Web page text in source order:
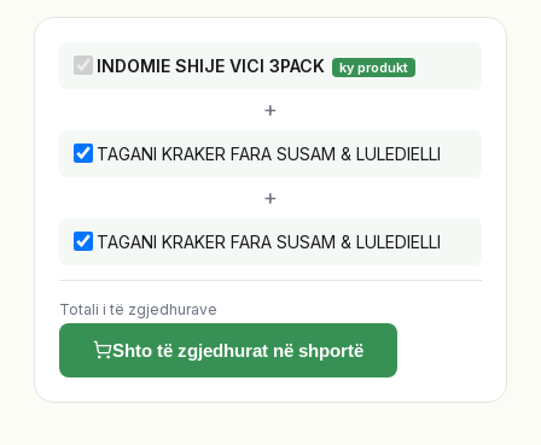
INDOMIE SHIJE VICI 3PACK ky produkt
+
TAGANI KRAKER FARA SUSAM & LULEDIELLI
+
TAGANI KRAKER FARA SUSAM & LULEDIELLI
Totali i të zgjedhurave
Shto të zgjedhurat në shportë